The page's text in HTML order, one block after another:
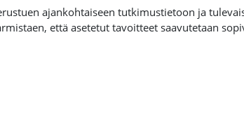
ajankohtaiseen tutkimustietoon ja
että asetetut tavoitteet saavutetaan